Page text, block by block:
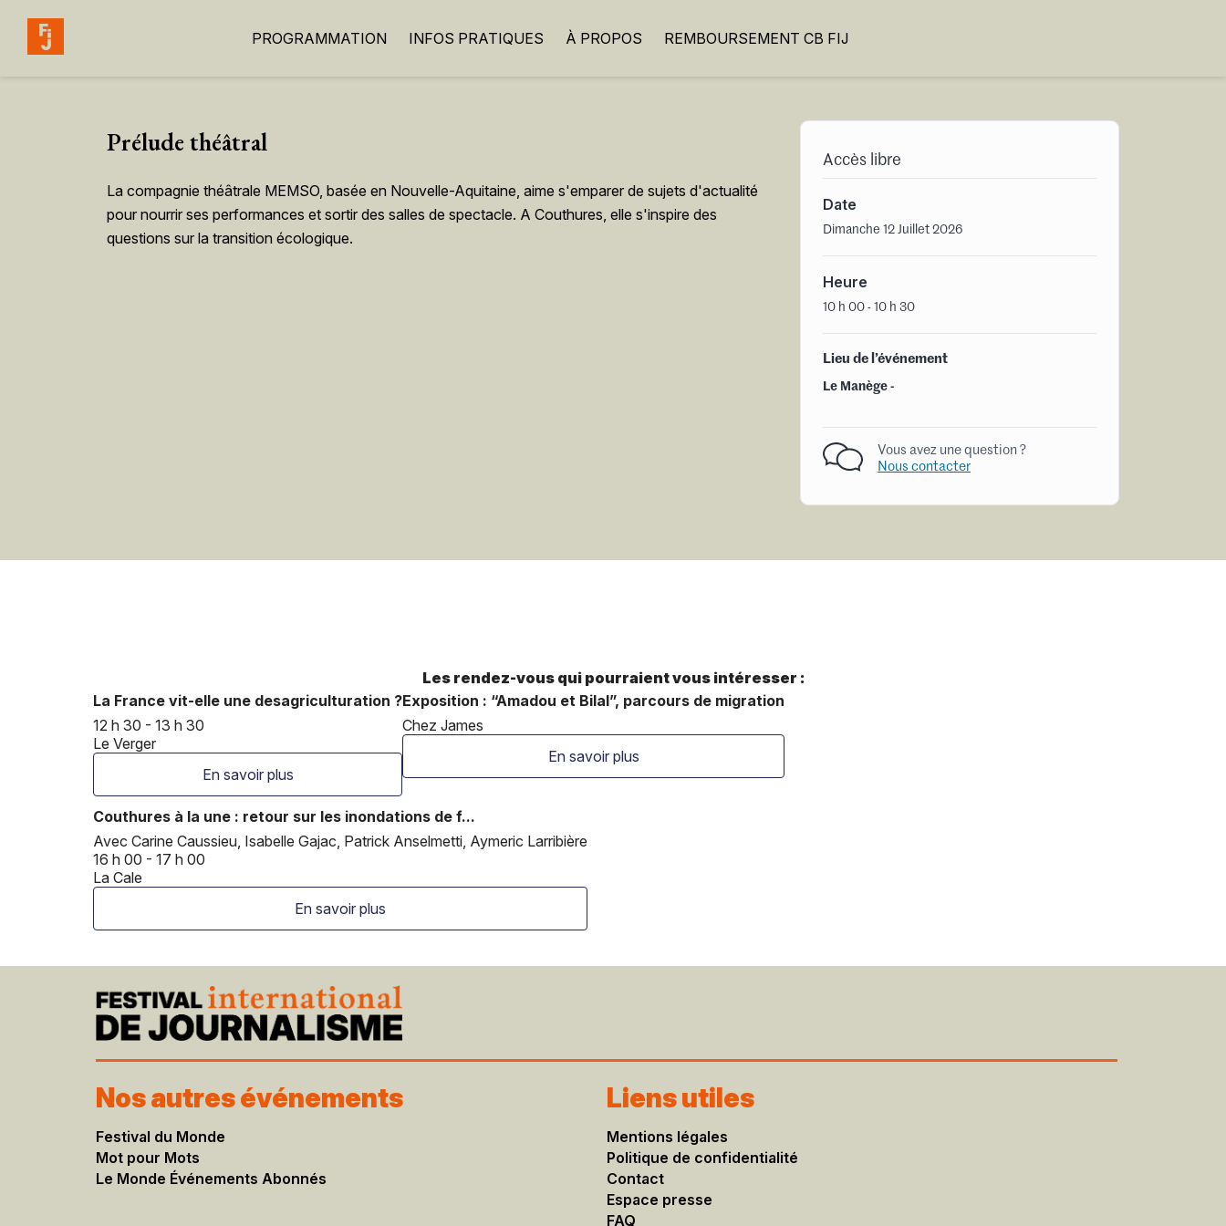
PROGRAMMATION INFOS PRATIQUES À PROPOS REMBOURSEMENT CB FIJ
Prélude théâtral
La compagnie théâtrale MEMSO, basée en Nouvelle-Aquitaine, aime s'emparer de sujets d'actualité
pour nourrir ses performances et sortir des salles de spectacle. A Couthures, elle s'inspire des
questions sur la transition écologique.
Accès libre
Date
Dimanche 12 Juillet 2026
Heure
10 h 00 - 10 h 30
Lieu de l’événement
Le Manège -
Vous avez une question ?
Nous contacter
Les rendez-vous qui pourraient vous intéresser :
La France vit-elle une desagriculturation ?
12 h 30 - 13 h 30
Le Verger
En savoir plus
Exposition : “Amadou et Bilal”, parcours de migration
Chez James
En savoir plus
Couthures à la une : retour sur les inondations de f...
Avec Carine Caussieu, Isabelle Gajac, Patrick Anselmetti, Aymeric Larribière
16 h 00 - 17 h 00
La Cale
En savoir plus
Nos autres événements
Festival du Monde
Mot pour Mots
Le Monde Événements Abonnés
Liens utiles
Mentions légales​
Politique de confidentialité
Contact
Espace presse
FAQ